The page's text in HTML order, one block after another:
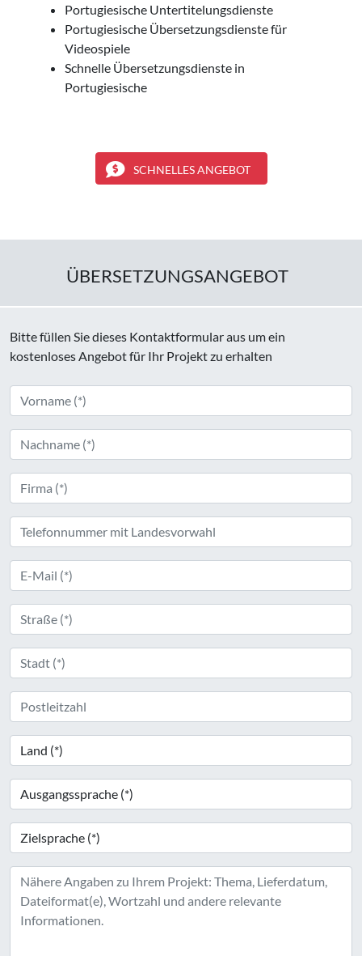
Portugiesische Untertitelungsdienste
Portugiesische Übersetzungsdienste für
Videospiele
Schnelle Übersetzungsdienste in
Portugiesische
SCHNELLES ANGEBOT
ÜBERSETZUNGSANGEBOT
Bitte füllen Sie dieses Kontaktformular aus um ein
kostenloses Angebot für Ihr Projekt zu erhalten